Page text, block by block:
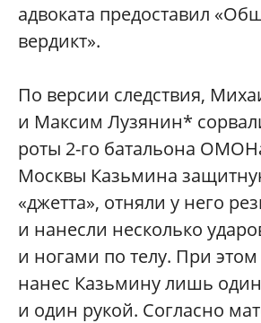
адвоката предоставил
вердикт».
По версии следствия,
и Максим Лузянин*
роты 2-го батальона
Москвы Казьмина
«джетта», отняли у него
и нанесли несколько
и ногами по телу. При
нанес Казьмину лишь
и один рукой. Согласно